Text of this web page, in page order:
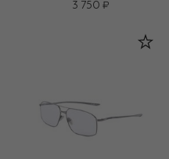
3 750 ₽